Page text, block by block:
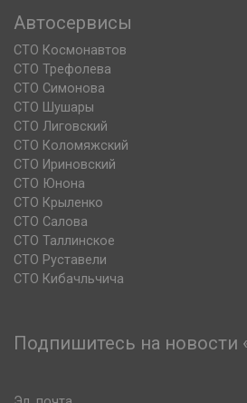
Автосервисы
СТО Космонавтов
СТО Трефолева
СТО Симонова
СТО Шушары
СТО Лиговский
СТО Коломяжский
СТО Ириновский
СТО Юнона
СТО Крыленко
СТО Салова
СТО Таллинское
СТО Руставели
СТО Кибачльчича
Подпишитесь на новости